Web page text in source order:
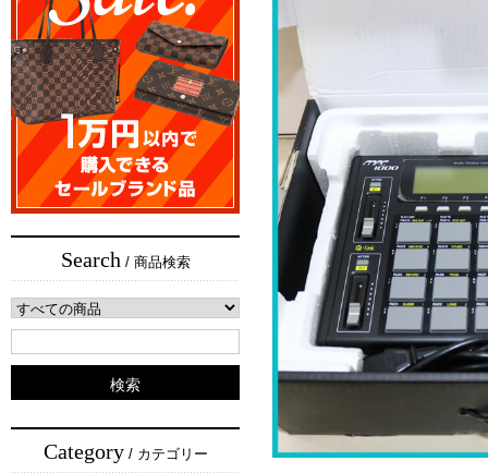
Search/ 商品検索
Category/ カテゴリー